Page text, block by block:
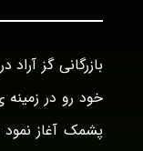
پشمک آغاز